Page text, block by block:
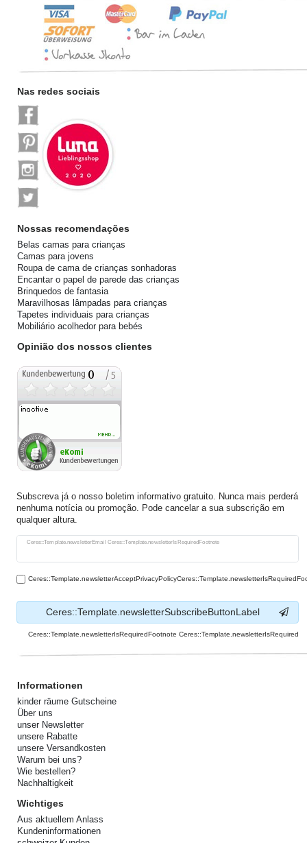
Nas redes sociais
Nossas recomendações
Belas camas para crianças
Camas para jovens
Roupa de cama de crianças sonhadoras
Encantar o papel de parede das crianças
Brinquedos de fantasia
Maravilhosas lâmpadas para crianças
Tapetes individuais para crianças
Mobiliário acolhedor para bebés
Opinião dos nossos clientes
Subscreva já o nosso boletim informativo gratuito. Nunca mais perderá
nenhuma notícia ou promoção. Pode cancelar a sua subscrição em
qualquer altura.
Ceres::Template.newsletterEmail Ceres::Template.newsletterIsRequiredFootnote
Ceres::Template.newsletterHoneypotLabel
Ceres::Template.newsletterSubscribeButtonLabel
Ceres::Template.newsletterIsRequiredFootnote Ceres::Template.newsletterIsRequired
Informationen
kinder räume Gutscheine
Über uns
unser Newsletter
unsere Rabatte
unsere Versandkosten
Warum bei uns?
Wie bestellen?
Nachhaltigkeit
Wichtiges
Aus aktuellem Anlass
Kundeninformationen